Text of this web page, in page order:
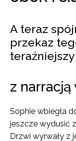
A teraz
przekaz
z narracją
Sophie wbiegła
jeszcze wydusić z
Drzwi wyrwały z